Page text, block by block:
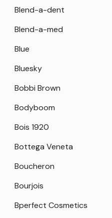
Blend-a-dent
Blend-a-med
Blue
Bluesky
Bobbi Brown
Bodyboom
Bois 1920
Bottega Veneta
Boucheron
Bourjois
Bperfect Cosmetics